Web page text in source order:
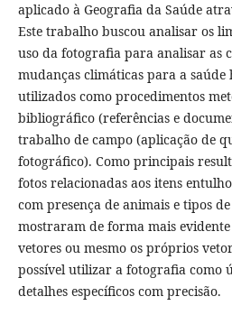
aplicado à Geografia da Saúde
Este trabalho buscou analisar os
uso da fotografia para analisar as
mudanças climáticas para a saúde
utilizados como procedimentos
bibliográfico (referências e
trabalho de campo (aplicação de
fotográfico). Como principais
fotos relacionadas aos itens
com presença de animais e tipos
mostraram de forma mais
vetores ou mesmo os próprios
possível utilizar a fotografia como
detalhes específicos com precisão.